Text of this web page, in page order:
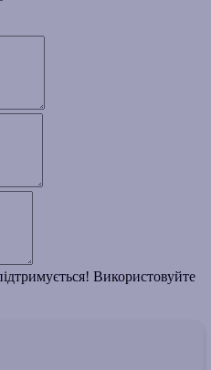
Використовуйте